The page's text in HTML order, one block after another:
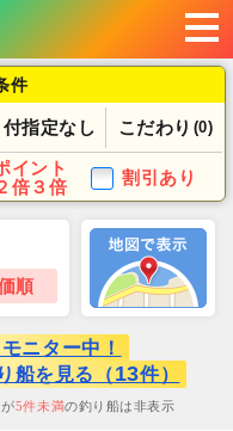
件
付指定なし こだわり (0)
イント
倍３倍
割引あり
順
ニター中！
船を見る（13件）
5件未満の釣り船は非表示